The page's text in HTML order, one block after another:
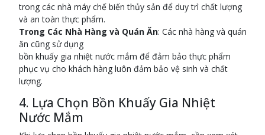
trong các nhà máy chế biến thủy sản để duy trì chất lượng
và an toàn thực phẩm.
Trong Các Nhà Hàng và Quán Ăn: Các nhà hàng và quán
ăn cũng sử dụng
bồn khuấy gia nhiệt nước mắm để đảm bảo thực phẩm
phục vụ cho khách hàng luôn đảm bảo vệ sinh và chất
lượng.
4. Lựa Chọn Bồn Khuấy Gia Nhiệt
Nước Mắm